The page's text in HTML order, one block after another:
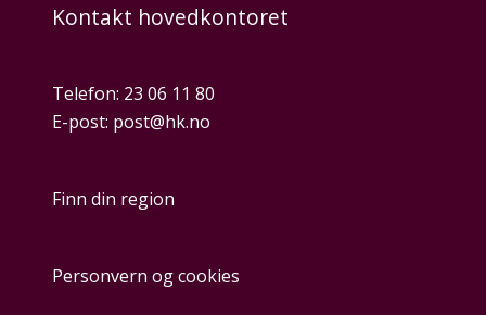
Kontakt hovedkontoret
Telefon: 23 06 11 80
E-post: post@hk.no
Finn din region
Personvern og cookies